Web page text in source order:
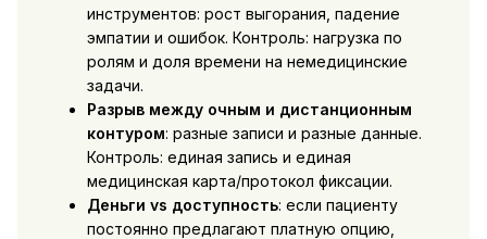
инструментов: рост выгорания, падение
эмпатии и ошибок. Контроль: нагрузка по
ролям и доля времени на немедицинские
задачи.
Разрыв между очным и дистанционным
контуром: разные записи и разные данные.
Контроль: единая запись и единая
медицинская карта/протокол фиксации.
Деньги vs доступность: если пациенту
постоянно предлагают платную опцию,